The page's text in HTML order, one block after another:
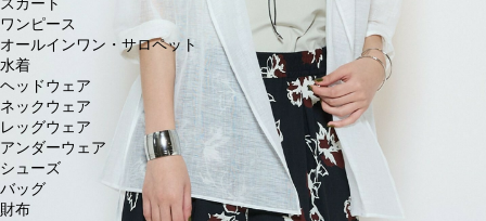
スカート
ワンピース
オールインワン・サロペット
水着
ヘッドウェア
ネックウェア
レッグウェア
アンダーウェア
シューズ
バッグ
財布